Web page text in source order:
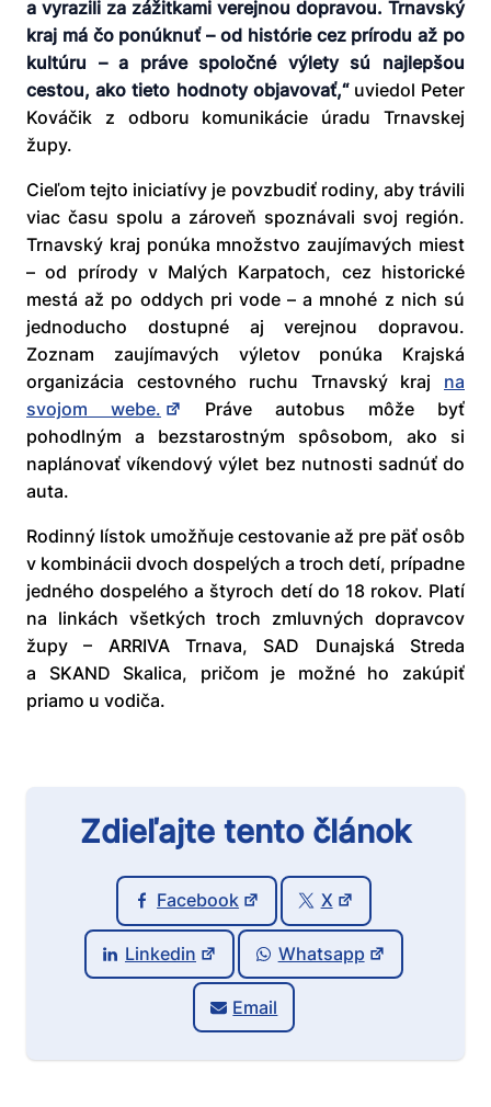
a vyrazili za zážitkami verejnou dopravou. Trnavský
kraj má čo ponúknuť – od histórie cez prírodu až po
kultúru – a práve spoločné výlety sú najlepšou
cestou, ako tieto hodnoty objavovať,“ uviedol Peter
Kováčik z odboru komunikácie úradu Trnavskej
župy.
Cieľom tejto iniciatívy je povzbudiť rodiny, aby trávili
viac času spolu a zároveň spoznávali svoj región.
Trnavský kraj ponúka množstvo zaujímavých miest
– od prírody v Malých Karpatoch, cez historické
mestá až po oddych pri vode – a mnohé z nich sú
jednoducho dostupné aj verejnou dopravou.
Zoznam zaujímavých výletov ponúka Krajská
organizácia cestovného ruchu Trnavský kraj na
svojom webe.
Práve autobus môže byť
pohodlným a bezstarostným spôsobom, ako si
naplánovať víkendový výlet bez nutnosti sadnúť do
auta.
Rodinný lístok umožňuje cestovanie až pre päť osôb
v kombinácii dvoch dospelých a troch detí, prípadne
jedného dospelého a štyroch detí do 18 rokov. Platí
na linkách všetkých troch zmluvných dopravcov
župy – ARRIVA Trnava, SAD Dunajská Streda
a SKAND Skalica, pričom je možné ho zakúpiť
priamo u vodiča.
Zdieľajte tento článok
Facebook X
Linkedin Whatsapp
Email